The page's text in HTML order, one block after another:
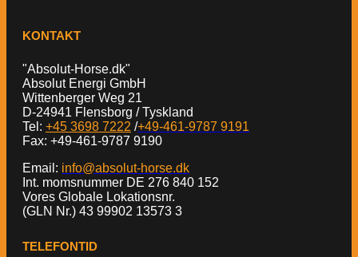
KONTAKT
"Absolut-Horse.dk"
Absolut Energi GmbH
Wittenberger Weg 21
D-24941 Flensborg / Tyskland
Tel: +45 3698 7222 /+49-461-9787 9191
Fax: +49-461-9787 9190
Email: info@absolut-horse.dk
Int. momsnummer DE 276 840 152
Vores Globale Lokationsnr.
(GLN Nr.) 43 99902 13573 3
TELEFONTID